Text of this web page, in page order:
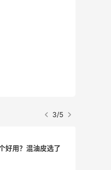
3/5
好用？混油皮选了